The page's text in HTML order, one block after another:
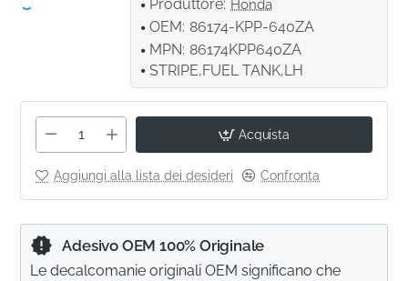
Produttore: Honda
OEM: 86174-KPP-640ZA
MPN: 86174KPP640ZA
STRIPE,FUEL TANK,LH
Acquista
Aggiungi alla lista dei desideri Confronta
Adesivo OEM 100% Originale
Le decalcomanie originali OEM significano che